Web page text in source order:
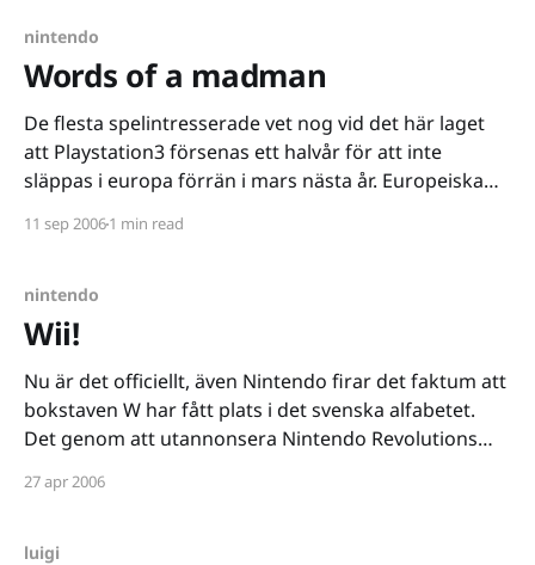
nintendo
Words of a madman
De flesta spelintresserade vet nog vid det här laget
att Playstation3 försenas ett halvår för att inte
släppas i europa förrän i mars nästa år. Europeiska
lanseringsslogan "this is living" till "this is waiting"
11 sep 20061 min read
nintendo
Wii!
Nu är det officiellt, även Nintendo firar det faktum att
bokstaven W har fått plats i det svenska alfabetet.
Det genom att utannonsera Nintendo Revolutions
i "we", uppenbarligen. Det kommer att ta mig lite tid
27 apr 2006
luigi